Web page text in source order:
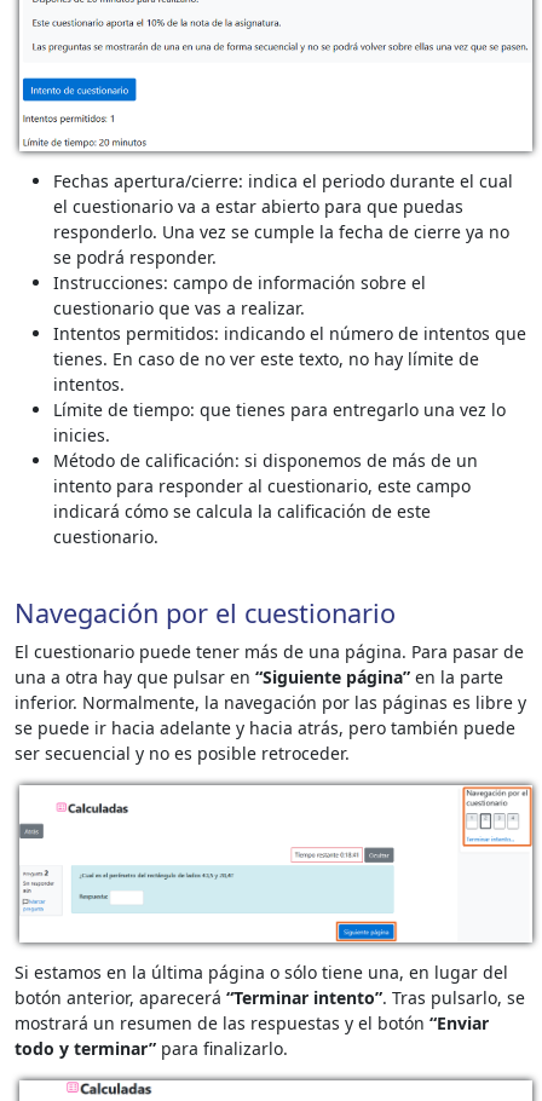
Fechas apertura/cierre: indica el periodo durante el cual
el cuestionario va a estar abierto para que puedas
responderlo. Una vez se cumple la fecha de cierre ya no
se podrá responder.
Instrucciones: campo de información sobre el
cuestionario que vas a realizar.
Intentos permitidos: indicando el número de intentos que
tienes. En caso de no ver este texto, no hay límite de
intentos.
Límite de tiempo: que tienes para entregarlo una vez lo
inicies.
Método de calificación: si disponemos de más de un
intento para responder al cuestionario, este campo
indicará cómo se calcula la calificación de este
cuestionario.
Navegación por el cuestionario
El cuestionario puede tener más de una página. Para pasar de
una a otra hay que pulsar en “Siguiente página” en la parte
inferior. Normalmente, la navegación por las páginas es libre y
se puede ir hacia adelante y hacia atrás, pero también puede
ser secuencial y no es posible retroceder.
Si estamos en la última página o sólo tiene una, en lugar del
botón anterior, aparecerá “Terminar intento”. Tras pulsarlo, se
mostrará un resumen de las respuestas y el botón “Enviar
todo y terminar” para finalizarlo.